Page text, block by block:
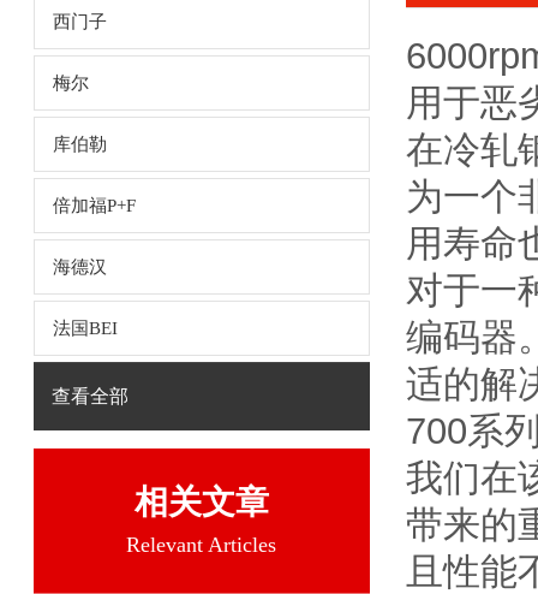
西门子
梅尔
库伯勒
倍加福P+F
海德汉
法国BEI
查看全部
相关文章
Relevant Articles
用于恶
在冷轧
为一个
用寿命
对于一
编码器
适的解
700系
我们在
带来的
且性能